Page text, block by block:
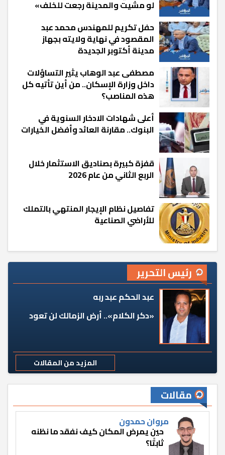
لو مشيت والمدينة رجعت للخلف»
حفل تكريم للمهندس محمد عبد
المقصود في نهاية ولايته بجهاز
مدينة أكتوبر الجديدة
مصطفى عبد الوهاب يثير التساؤلات
داخل وزارة الإسكان.. من أين تأتيه كل
هذه المناصب؟
أعلى شهادات الادخار السنوية في
البنوك.. مقارنة العائد وأفضل الخيارات
قفزة كبيرة بصناديق الاستثمار خلال
الربع الثاني من عام 2026
تفاصيل نظام الإيجار المنتهي بالتملك
للأراضي الصناعية
رئيس التحرير
عبد الحكم عبد ربه
«دكر الكلام».. أرض الزمالك لن تعود
المزيد من المقالات
مقالات
مروان حمدون
حين يمرض المكان كيف نفقد ما نظنه
ثابتًا؟